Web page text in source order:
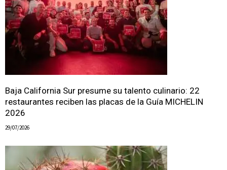
Baja California Sur presume su talento culinario: 22
restaurantes reciben las placas de la Guía MICHELIN
2026
29/07/2026